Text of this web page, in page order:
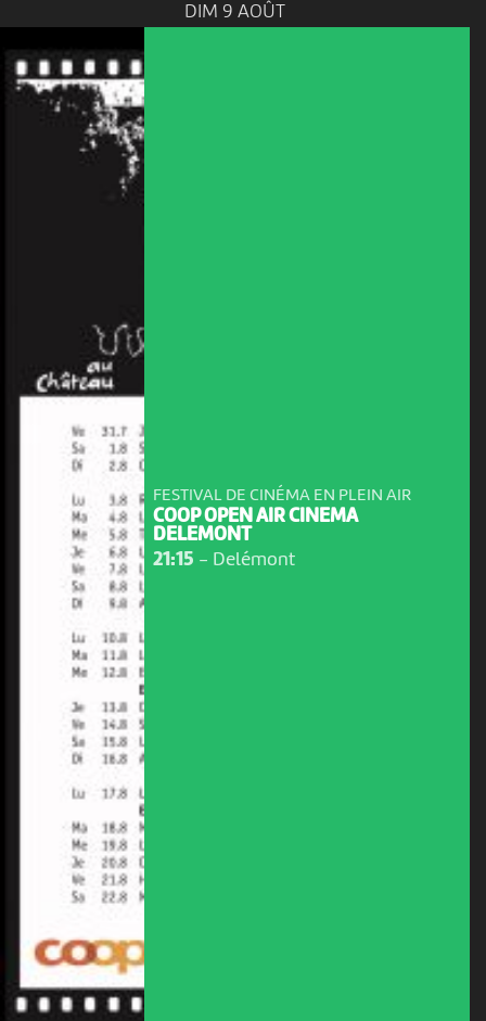
DIM 9 AOÛT
FESTIVAL DE CINÉMA EN PLEIN AIR
COOP OPEN AIR CINEMA
DELEMONT
21:15 - Delémont